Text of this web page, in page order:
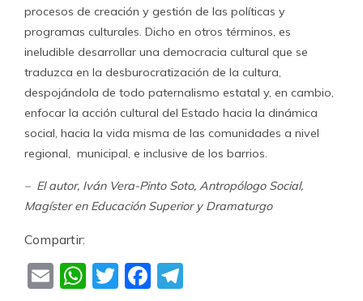
procesos de creación y gestión de las políticas y
programas culturales. Dicho en otros términos, es
ineludible desarrollar una democracia cultural que se
traduzca en la desburocratización de la cultura,
despojándola de todo paternalismo estatal y, en cambio,
enfocar la acción cultural del Estado hacia la dinámica
social, hacia la vida misma de las comunidades a nivel
regional, municipal, e inclusive de los barrios.
– El autor, Iván Vera-Pinto Soto, Antropólogo Social,
Magíster en Educación Superior y Dramaturgo
Compartir:
EmailWhatsApp
TwitterFacebook